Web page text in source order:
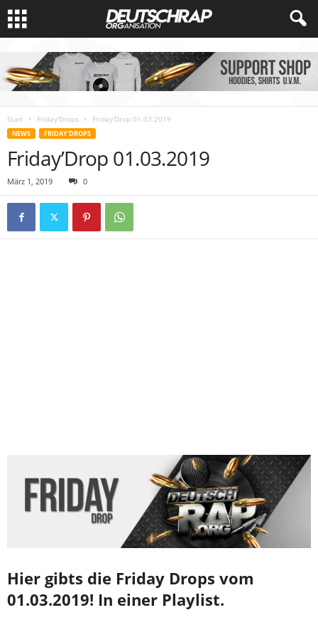
Start Friday'Drops Friday’Drop 01.03.2019
NEWS FRIDAY'DROPS
Friday’Drop 01.03.2019
März 1, 2019 0
Hier gibts die Friday Drops vom
01.03.2019! In einer Playlist.